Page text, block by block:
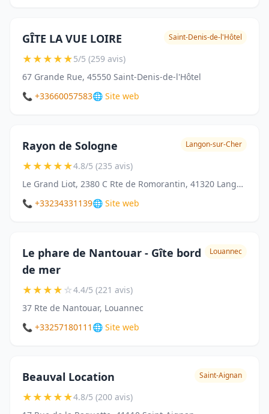
GÎTE LA VUE LOIRE Saint-Denis-de-l'Hôtel
★★★★★5/5 (259 avis)
67 Grande Rue, 45550 Saint-Denis-de-l'Hôtel
📞 +33660057583🌐 Site web
Rayon de Sologne Langon-sur-Cher
★★★★★4.8/5 (235 avis)
Le Grand Liot, 2380 C Rte de Romorantin, 41320 Langon-sur-Cher
📞 +33234331139🌐 Site web
Le phare de Nantouar - Gîte bord
de mer
Louannec
★★★★☆4.4/5 (221 avis)
37 Rte de Nantouar, Louannec
📞 +33257180111 🌐 Site web
Beauval Location Saint-Aignan
★★★★★4.8/5 (200 avis)